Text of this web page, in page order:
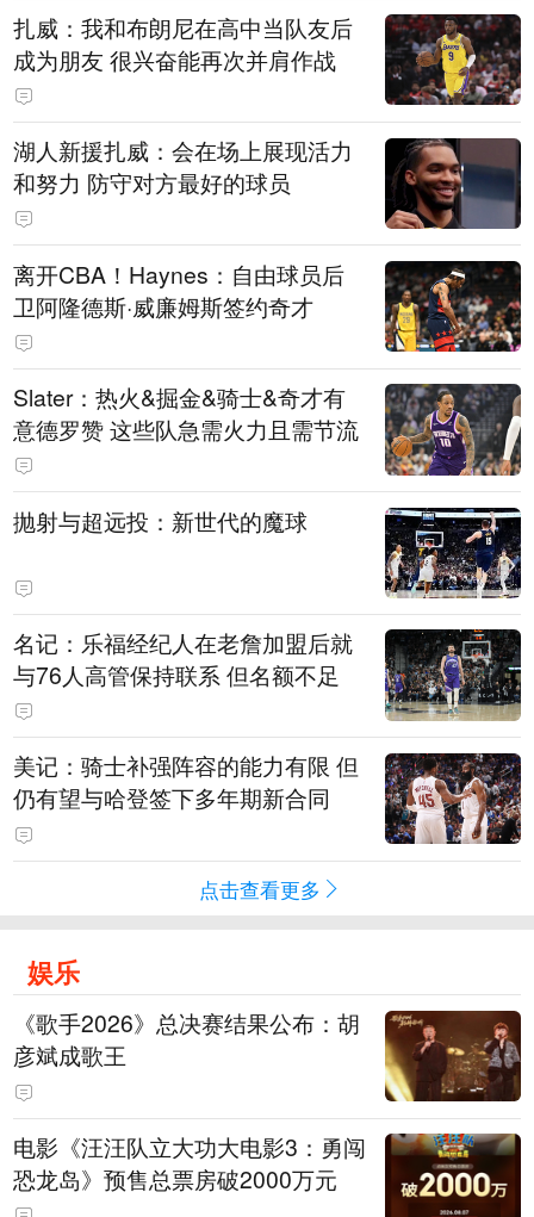
扎威：我和布朗尼在高中当队友后
成为朋友 很兴奋能再次并肩作战
湖人新援扎威：会在场上展现活力
和努力 防守对方最好的球员
离开CBA！Haynes：自由球员后
卫阿隆德斯·威廉姆斯签约奇才
Slater：热火&掘金&骑士&奇才有
意德罗赞 这些队急需火力且需节流
抛射与超远投：新世代的魔球
名记：乐福经纪人在老詹加盟后就
与76人高管保持联系 但名额不足
美记：骑士补强阵容的能力有限 但
仍有望与哈登签下多年期新合同
点击查看更多
娱乐
《歌手2026》总决赛结果公布：胡
彦斌成歌王
电影《汪汪队立大功大电影3：勇闯
恐龙岛》预售总票房破2000万元